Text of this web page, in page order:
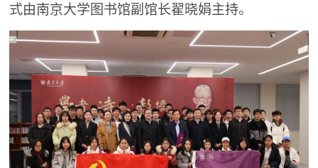
式由南京大学图书馆副馆长翟晓娟主持。